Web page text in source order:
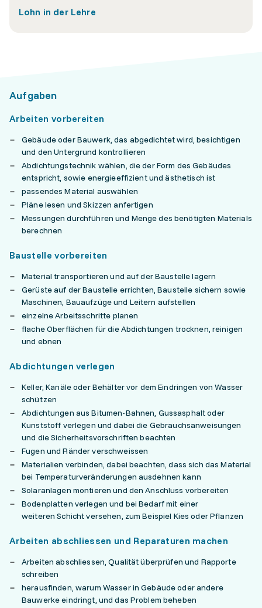
Lohn in der Lehre
Aufgaben
Arbeiten vorbereiten
Gebäude oder Bauwerk, das abgedichtet wird, besichtigen
und den Untergrund kontrollieren
Abdichtungstechnik wählen, die der Form des Gebäudes
entspricht, sowie energieeffizient und ästhetisch ist
passendes Material auswählen
Pläne lesen und Skizzen anfertigen
Messungen durchführen und Menge des benötigten Materials
berechnen
Baustelle vorbereiten
Material transportieren und auf der Baustelle lagern
Gerüste auf der Baustelle errichten, Baustelle sichern sowie
Maschinen, Bauaufzüge und Leitern aufstellen
einzelne Arbeitsschritte planen
flache Oberflächen für die Abdichtungen trocknen, reinigen
und ebnen
Abdichtungen verlegen
Keller, Kanäle oder Behälter vor dem Eindringen von Wasser
schützen
Abdichtungen aus Bitumen-Bahnen, Gussasphalt oder
Kunststoff verlegen und dabei die Gebrauchsanweisungen
und die Sicherheitsvorschriften beachten
Fugen und Ränder verschweissen
Materialien verbinden, dabei beachten, dass sich das Material
bei Temperaturveränderungen ausdehnen kann
Solaranlagen montieren und den Anschluss vorbereiten
Bodenplatten verlegen und bei Bedarf mit einer
weiteren Schicht versehen, zum Beispiel Kies oder Pflanzen
Arbeiten abschliessen und Reparaturen machen
Arbeiten abschliessen, Qualität überprüfen und Rapporte
schreiben
herausfinden, warum Wasser in Gebäude oder andere
Bauwerke eindringt, und das Problem beheben